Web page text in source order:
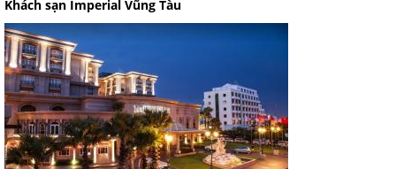
Khách sạn Imperial Vũng Tàu